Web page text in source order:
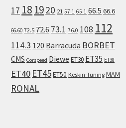
17 18 1920 21 57.1 65.1 66.5 66.6
66.60 72.5 72.6 73.1 76.0 108 112
114.3 120 Barracuda BORBET
CMS Corspeed Diewe ET30 ET35 ET38
ET40 ET45ET50 Keskin-Tuning MAM
RONAL